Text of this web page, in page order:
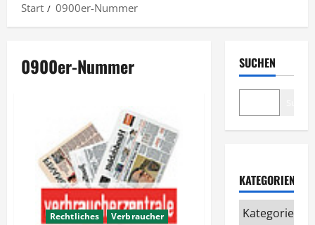
Start
0900er-Nummer
0900er-Nummer
Rechtliches Verbraucher
SUCHEN
KATEGORIEN